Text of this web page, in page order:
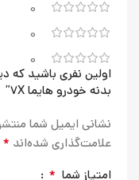
0
0
0
اولین نفری باشید که
بدنه خودرو هایما 7X”
نشانی ایمیل شما
علامت‌گذاری شده‌اند *
امتیاز شما *